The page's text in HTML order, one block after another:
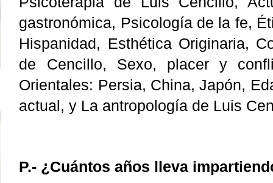
gastronómica, Psicología de la fe,
Hispanidad, Esthética Originaria,
de Cencillo, Sexo, placer y
Orientales: Persia, China, Japón,
actual, y La antropología de Luis
P.- ¿Cuántos años lleva